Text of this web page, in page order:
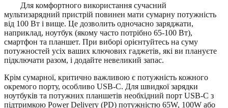
Для комфортного використання сучасний
мультизарядний пристрій повинен мати сумарну потужність
від 100 Вт і вище. Це дозволить одночасно заряджати,
наприклад, ноутбук (якому часто потрібно 65-100 Вт),
смартфон та планшет. При виборі орієнтуйтесь на суму
потужностей усіх ваших ключових гаджетів, які ви плануєте
підключати разом, і додайте невеликий запас.
Крім сумарної, критично важливою є потужність кожного
окремого порту, особливо USB-C. Для швидкої зарядки
ноутбуків та потужних планшетів необхідний порт USB-C з
підтримкою Power Delivery (PD) потужністю 65W, 100W або